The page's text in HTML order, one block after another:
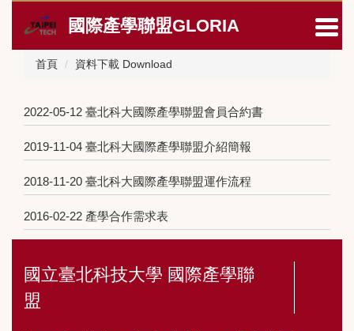
國際產學聯盟GLORIA
首頁 資料下載 Download
2022-05-12 臺北科大國際產學聯盟會員合約書
2019-11-04 臺北科大國際產學聯盟介紹簡報
2018-11-20 臺北科大國際產學聯盟運作流程
2016-02-22 產學合作需求表
國立臺北科技大學 國際產學聯
盟